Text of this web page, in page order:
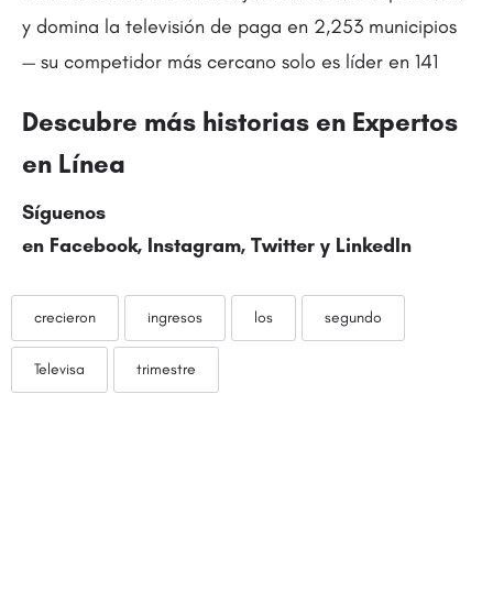
y domina la televisión de paga en 2,253 municipios
— su competidor más cercano solo es líder en 141
Descubre más historias en Expertos
en Línea
Síguenos
en Facebook, Instagram, Twitter y LinkedIn
crecieron ingresos los segundo
Televisa trimestre